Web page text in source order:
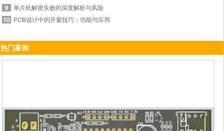
9
单片机解密失败的深度解析与风险
10 PCB设计中的开窗技巧：功能与应用
热门案例